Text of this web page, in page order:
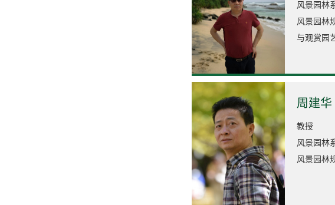
风景园林
风景园林
与观赏园
周建华
教授
风景园林
风景园林